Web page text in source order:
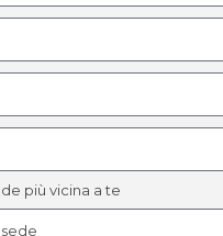
più vicina a te